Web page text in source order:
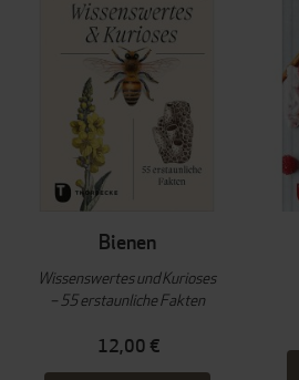
Bienen
Wissenswertes und Kurioses
– 55 erstaunliche Fakten
12,00 €